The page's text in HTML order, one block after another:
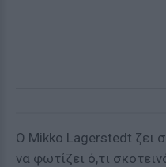
Ο Mikko Lagerstedt ζει
να φωτίζει ό,τι